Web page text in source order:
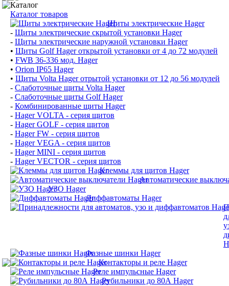
Каталог
Каталог товаров
Щиты электрические Hager
- Щиты электрические скрытой установки Hager
- Щиты электрические наружной установки Hager
• Щиты Golf Hager открытой установки от 4 до 72 модулей
• FWB 36-336 мод. Hager
• Orion IP65 Hager
• Щиты Volta Hager отрытой установки от 12 до 56 модулей
- Слаботочные щиты Volta Hager
- Слаботочные щиты Golf Hager
- Комбинированные щиты Hager
- Hager VOLTA - серия щитов
- Hager GOLF - серия щитов
- Hager FW - серия щитов
- Hager VEGA - серия щитов
- Hager MINI - серия щитов
- Hager VECTOR - серия щитов
Клеммы для щитов Hager
Автоматические
УЗО Hager
Диффавтоматы Hager
Фазные шинки Hager
Контакторы и реле Hager
Реле импульсные Hager
Рубильники до 80А Hager